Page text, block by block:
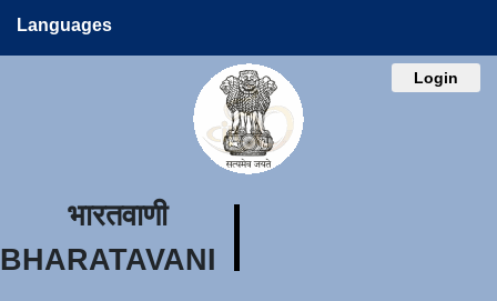
Languages
Login
भारतवाणी
BHARATAVANI